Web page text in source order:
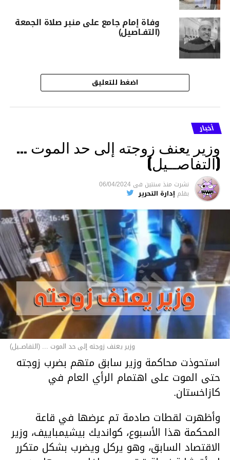
وفاة إمام جامع على منبر صلاة الجمعة
(التفـاصيل)
اضغط للتعليق
أخبار
وزير يعنف زوجته إلى حد الموت …
(التفاصــيل)
نشرت منذ سنتين فى 06/04/2024
بقلم إدارة التحرير
وزير يعنف زوجته إلى حد الموت ... (التفاصــيل)
استحوذت محاكمة وزير سابق متهم بضرب زوجته
حتى الموت على اهتمام الرأي العام في
كازاخستان.
وأظهرت لقطات صادمة تم عرضها في قاعة
المحكمة هذا الأسبوع، كوانديك بيشيمباييف، وزير
الاقتصاد السابق، وهو يركل ويضرب بشكل متكرر